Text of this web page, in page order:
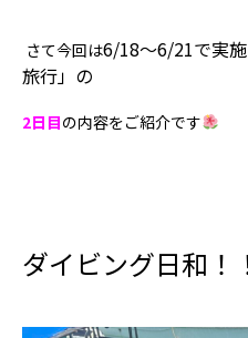
さて今回は6/18～6/21で実
旅行」の
2日目の内容をご紹介です
ダイビング日和！